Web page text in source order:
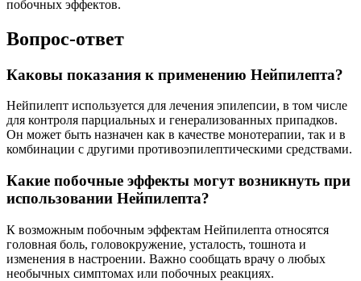
побочных эффектов.
Вопрос-ответ
Каковы показания к применению Нейпилепта?
Нейпилепт используется для лечения эпилепсии, в том числе
для контроля парциальных и генерализованных припадков.
Он может быть назначен как в качестве монотерапии, так и в
комбинации с другими противоэпилептическими средствами.
Какие побочные эффекты могут возникнуть при
использовании Нейпилепта?
К возможным побочным эффектам Нейпилепта относятся
головная боль, головокружение, усталость, тошнота и
изменения в настроении. Важно сообщать врачу о любых
необычных симптомах или побочных реакциях.